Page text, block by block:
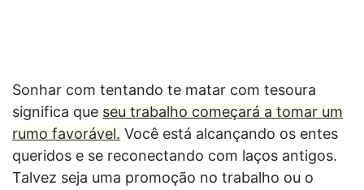
Sonhar com tentando te matar com tesoura
significa que seu trabalho começará a tomar um
rumo favorável. Você está alcançando os entes
queridos e se reconectando com laços antigos.
Talvez seja uma promoção no trabalho ou o